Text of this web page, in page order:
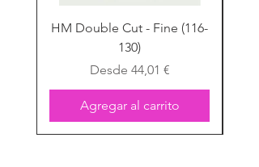
HM Double Cut - Fine (116-
130)
Desde 44,01 €
Precio de oferta
Agregar al carrito